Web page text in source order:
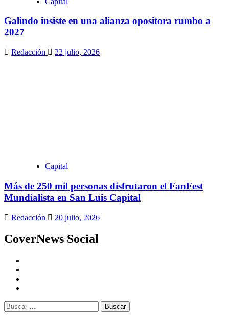
Galindo insiste en una alianza opositora rumbo a
2027
Redacción 22 julio, 2026
Capital
Más de 250 mil personas disfrutaron el FanFest
Mundialista en San Luis Capital
Redacción 20 julio, 2026
CoverNews Social
Buscar: